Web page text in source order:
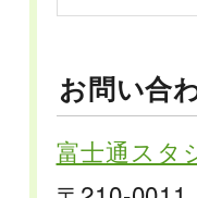
お問い合
富士通スタ